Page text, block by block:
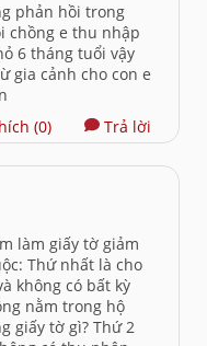
phản hồi trong
chồng e thu nhập
6 tháng tuổi vậy
gia cảnh cho con e
(0) Trả lời
làm giấy tờ giảm
Thứ nhất là cho
không có bất kỳ
nằm trong hộ
giấy tờ gì? Thứ 2